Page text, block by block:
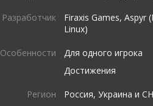
Разработчик
Firaxis Games, Aspyr
Linux)
Особенности
Для одного игрока
Достижения
Регион Россия, Украина и